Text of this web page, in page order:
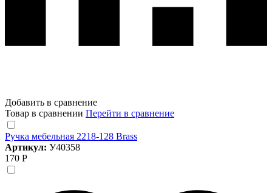
Добавить в сравнение
Товар в сравнении Перейти в сравнение
Ручка мебельная 2218-128 Brass
Артикул: У40358
170 Р